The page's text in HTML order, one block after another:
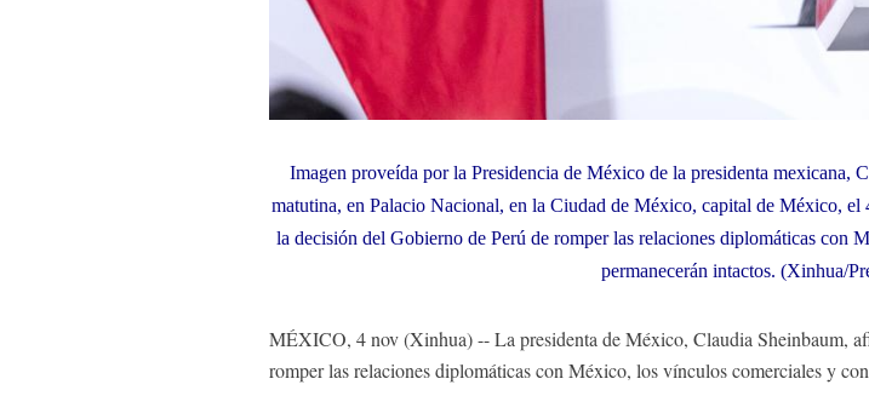
Imagen proveída por la Presidencia de México de la presidenta mexicana,
matutina, en Palacio Nacional, en la Ciudad de México, capital de México, el
la decisión del Gobierno de Perú de romper las relaciones diplomáticas con
permanecerán intactos. (Xinhua/
MÉXICO, 4 nov (Xinhua) -- La presidenta de México, Claudia Sheinbaum,
romper las relaciones diplomáticas con México, los vínculos comerciales y